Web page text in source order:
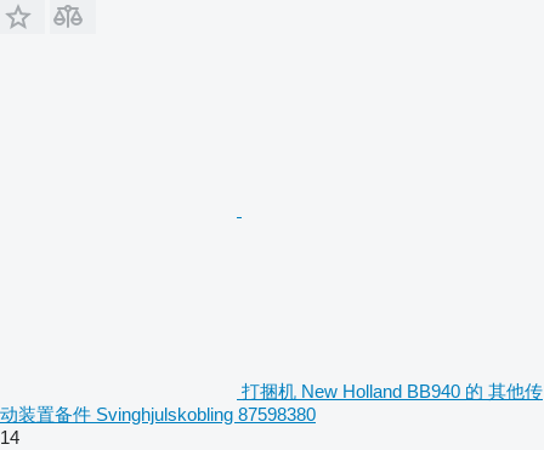
打捆机 New Holland BB940 的 其他传
动装置备件 Svinghjulskobling 87598380
14